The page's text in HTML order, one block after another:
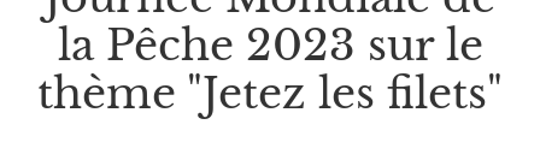
la Pêche 2023 sur le
thème "Jetez les filets"